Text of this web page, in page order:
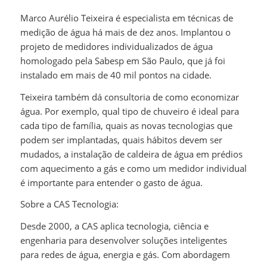
Marco Aurélio Teixeira é especialista em técnicas de
medição de água há mais de dez anos. Implantou o
projeto de medidores individualizados de água
homologado pela Sabesp em São Paulo, que já foi
instalado em mais de 40 mil pontos na cidade.
Teixeira também dá consultoria de como economizar
água. Por exemplo, qual tipo de chuveiro é ideal para
cada tipo de família, quais as novas tecnologias que
podem ser implantadas, quais hábitos devem ser
mudados, a instalação de caldeira de água em prédios
com aquecimento a gás e como um medidor individual
é importante para entender o gasto de água.
Sobre a CAS Tecnologia:
Desde 2000, a CAS aplica tecnologia, ciência e
engenharia para desenvolver soluções inteligentes
para redes de água, energia e gás. Com abordagem